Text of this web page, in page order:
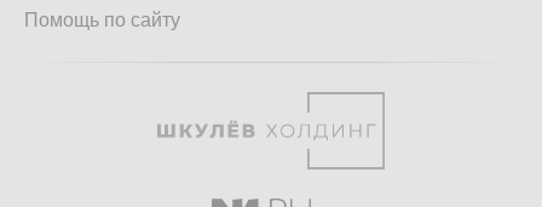
Помощь по сайту